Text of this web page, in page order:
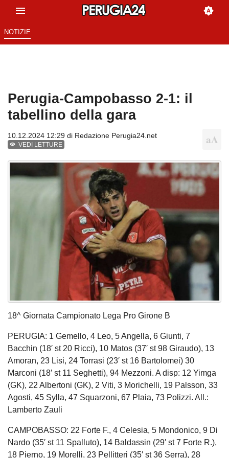
NOTIZIE
Perugia-Campobasso 2-1: il
tabellino della gara
10.12.2024 12:29 di Redazione Perugia24.net
VEDI LETTURE
18^ Giornata Campionato Lega Pro Girone B
PERUGIA: 1 Gemello, 4 Leo, 5 Angella, 6 Giunti, 7
Bacchin (18′ st 20 Ricci), 10 Matos (37′ st 98 Giraudo), 13
Amoran, 23 Lisi, 24 Torrasi (23′ st 16 Bartolomei) 30
Marconi (18′ st 11 Seghetti), 94 Mezzoni. A disp: 12 Yimga
(GK), 22 Albertoni (GK), 2 Viti, 3 Morichelli, 19 Palsson, 33
Agosti, 45 Sylla, 47 Squarzoni, 67 Plaia, 73 Polizzi. All.:
Lamberto Zauli
CAMPOBASSO: 22 Forte F., 4 Celesia, 5 Mondonico, 9 Di
Nardo (35′ st 11 Spalluto), 14 Baldassin (29′ st 7 Forte R.),
18 Pierno, 19 Morelli, 23 Pellitteri (35′ st 36 Serra), 28